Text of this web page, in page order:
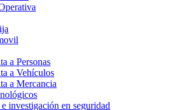
a Personas
a Vehículos
a Mercancia
investigación en seguridad